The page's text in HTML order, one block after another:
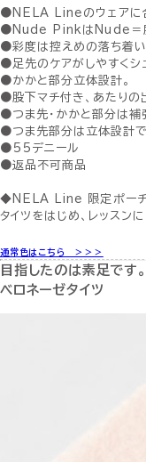
●NELA Lineのウェアに
●Nude PinkはNude＝肌
●彩度は控えめの落ち着い
●足先のケアがしやすくシ
●かかと部分立体設計。
●股下マチ付き、あたりの
●つま先・かかと部分は補
●つま先部分は立体設計で
●55デニール
●返品不可商品
◆NELA Line 限定ポーチ
タイツをはじめ、レッスン
通常色はこちら ＞＞＞
目指したのは素足です。
ベロネーゼタイツ